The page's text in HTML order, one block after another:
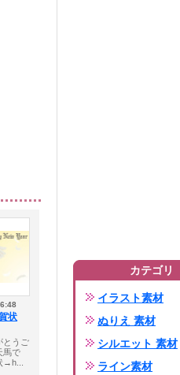
状
とうご
馬で
カテゴリ
イラスト素材
ぬりえ 素材
シルエット 素材
ライン素材